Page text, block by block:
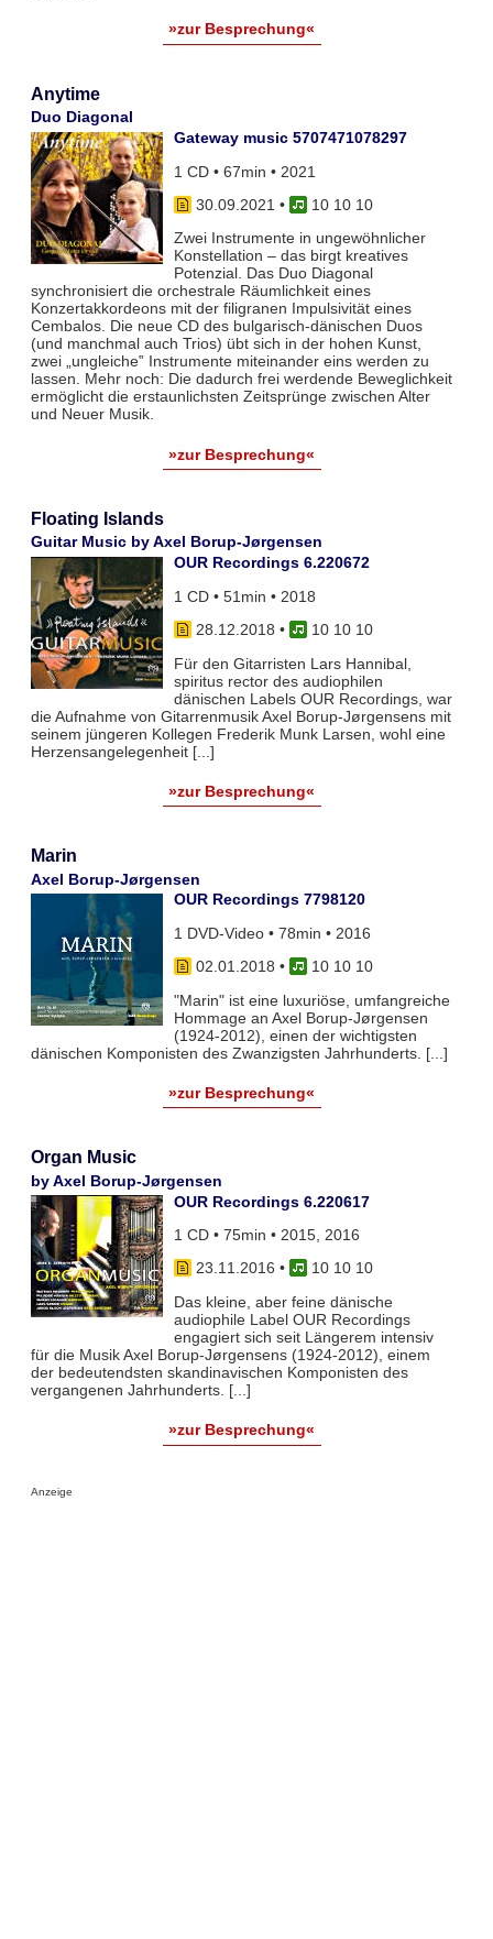
»zur Besprechung«
Anytime
Duo Diagonal
Gateway music 5707471078297
1 CD • 67min • 2021
30.09.2021 •
10 10 10
Zwei Instrumente in ungewöhnlicher
Konstellation – das birgt kreatives
Potenzial. Das Duo Diagonal
synchronisiert die orchestrale Räumlichkeit eines
Konzertakkordeons mit der filigranen Impulsivität eines
Cembalos. Die neue CD des bulgarisch-dänischen Duos
(und manchmal auch Trios) übt sich in der hohen Kunst,
zwei „ungleiche‟ Instrumente miteinander eins werden zu
lassen. Mehr noch: Die dadurch frei werdende Beweglichkeit
ermöglicht die erstaunlichsten Zeitsprünge zwischen Alter
und Neuer Musik.
»zur Besprechung«
Floating Islands
Guitar Music by Axel Borup-Jørgensen
OUR Recordings 6.220672
1 CD • 51min • 2018
28.12.2018 •
10 10 10
Für den Gitarristen Lars Hannibal,
spiritus rector des audiophilen
dänischen Labels OUR Recordings, war
die Aufnahme von Gitarrenmusik Axel Borup-Jørgensens mit
seinem jüngeren Kollegen Frederik Munk Larsen, wohl eine
Herzensangelegenheit [...]
»zur Besprechung«
Marin
Axel Borup-Jørgensen
OUR Recordings 7798120
1 DVD-Video • 78min • 2016
02.01.2018 •
10 10 10
"Marin" ist eine luxuriöse, umfangreiche
Hommage an Axel Borup-Jørgensen
(1924-2012), einen der wichtigsten
dänischen Komponisten des Zwanzigsten Jahrhunderts. [...]
»zur Besprechung«
Organ Music
by Axel Borup-Jørgensen
OUR Recordings 6.220617
1 CD • 75min • 2015, 2016
23.11.2016 •
10 10 10
Das kleine, aber feine dänische
audiophile Label OUR Recordings
engagiert sich seit Längerem intensiv
für die Musik Axel Borup-Jørgensens (1924-2012), einem
der bedeutendsten skandinavischen Komponisten des
vergangenen Jahrhunderts. [...]
»zur Besprechung«
Anzeige